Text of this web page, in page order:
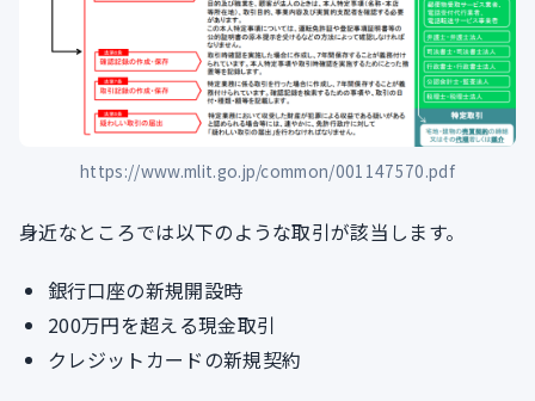
https://www.mlit.go.jp/common/001147570.pdf
身近なところでは以下のような取引が該当します。
銀行口座の新規開設時
200万円を超える現金取引
クレジットカードの新規契約